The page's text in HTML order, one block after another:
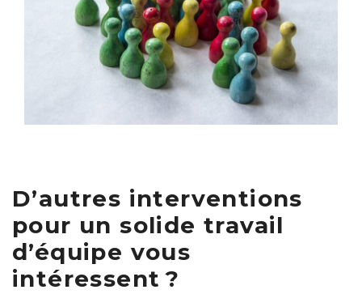
D’autres interventions
pour un solide travail
d’équipe vous
intéressent ?